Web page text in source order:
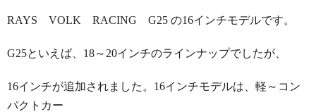
RAYS VOLK RACING G25 の16インチモデルです。
G25といえば、18～20インチのラインナップでしたが、
16インチが追加されました。16インチモデルは、軽～コン
パクトカー